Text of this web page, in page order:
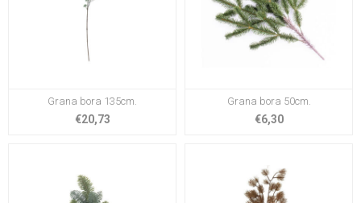
Grana bora 135cm.
€20,73
Grana bora 50cm.
€6,30